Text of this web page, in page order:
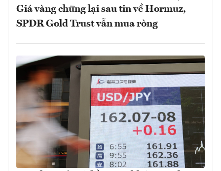
Giá vàng chững lại sau tin về Hormuz,
SPDR Gold Trust vẫn mua ròng